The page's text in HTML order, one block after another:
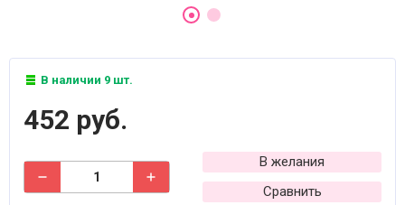
В наличии 9 шт.
452 руб.
В желания
Сравнить